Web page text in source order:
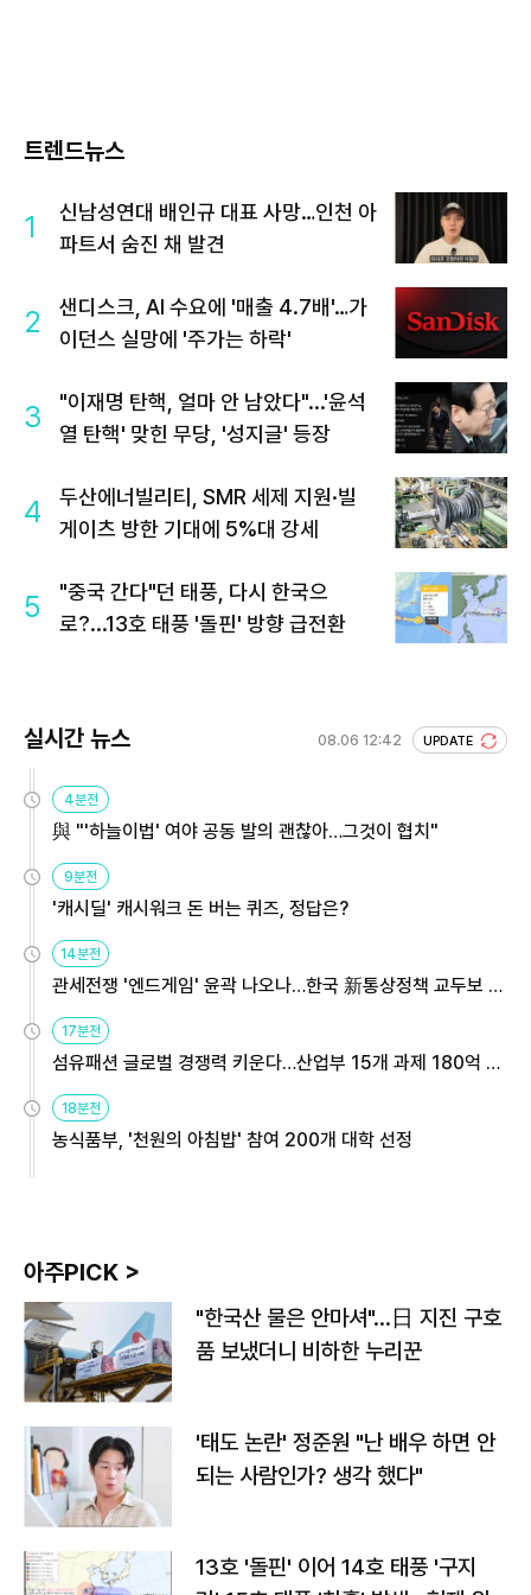
트렌드뉴스
1
신남성연대 배인규 대표 사망…인천 아
파트서 숨진 채 발견
2
샌디스크, AI 수요에 '매출 4.7배'…가
이던스 실망에 '주가는 하락'
3
"이재명 탄핵, 얼마 안 남았다"...'윤석
열 탄핵' 맞힌 무당, '성지글' 등장
4
두산에너빌리티, SMR 세제 지원·빌
게이츠 방한 기대에 5%대 강세
5
"중국 간다"던 태풍, 다시 한국으
로?...13호 태풍 '돌핀' 방향 급전환
실시간 뉴스 08.06 12:42 UPDATE
4분전
與 "'하늘이법' 여야 공동 발의 괜찮아…그것이 협치"
9분전
'캐시딜' 캐시워크 돈 버는 퀴즈, 정답은?
14분전
관세전쟁 '엔드게임' 윤곽 나오나…한국 新통상정책 교두보 활
17분전
섬유패션 글로벌 경쟁력 키운다…산업부 15개 과제 180억 지
18분전
농식품부, '천원의 아침밥' 참여 200개 대학 선정
아주PICK >
"한국산 물은 안마셔"…日 지진 구호
품 보냈더니 비하한 누리꾼
'태도 논란' 정준원 "난 배우 하면 안
되는 사람인가? 생각 했다"
13호 '돌핀' 이어 14호 태풍 '구지